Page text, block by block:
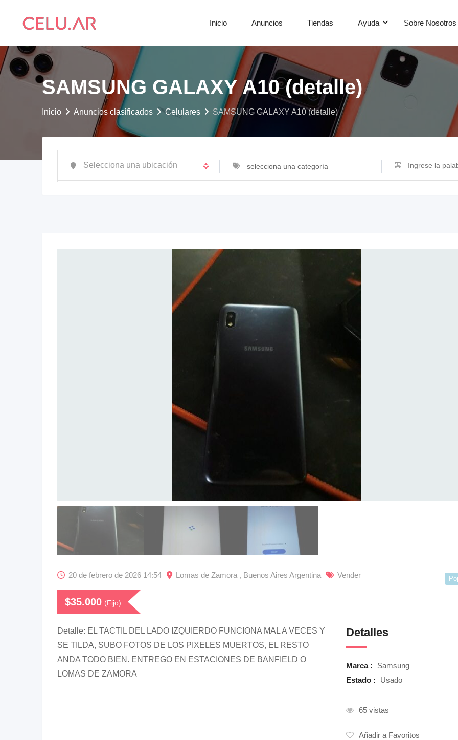
Inicio Anuncios Tiendas Ayuda Sobre Nosotros
SAMSUNG GALAXY A10 (detalle)
Inicio Anuncios clasificados Celulares SAMSUNG GALAXY A10 (detalle)
selecciona una categoría
20 de febrero de 2026 14:54 Lomas de Zamora , Buenos Aires Argentina Vender
$35.000 (Fijo)
Detalle: EL TACTIL DEL LADO IZQUIERDO FUNCIONA MAL A VECES Y
SE TILDA, SUBO FOTOS DE LOS PIXELES MUERTOS, EL RESTO
ANDA TODO BIEN. ENTREGO EN ESTACIONES DE BANFIELD O
LOMAS DE ZAMORA
Detalles
Marca :
Samsung
Estado :
Usado
65 vistas
Añadir a Favoritos